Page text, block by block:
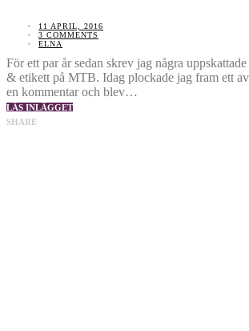
11 APRIL, 2016
3 COMMENTS
ELNA
För ett par år sedan skrev jag några
& etikett på MTB. Idag plockade jag fram ett
en kommentar och blev…
LÄS INLÄGGET
SHARE